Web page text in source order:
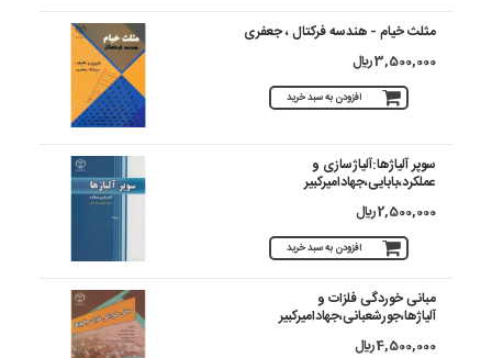
مثلث خیام - هندسه فرکتال ، جعفری
3,500,000 ريال
افزودن به سبد خرید
سوپر آلیاژها:آلیاژسازی و
عملکرد،بابایی،جهادامیرکبیر
2,500,000 ريال
افزودن به سبد خرید
مبانی خوردگی فلزات و
آلیاژها،جورشعبانی،جهادامیرکبیر
4,500,000 ريال